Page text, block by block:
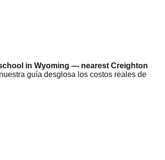
in Wyoming — nearest Creighton
guía desglosa los costos reales de